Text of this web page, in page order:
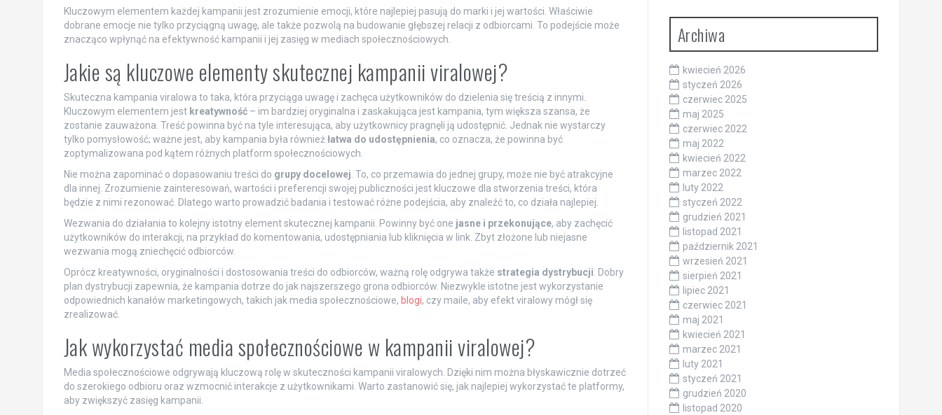
Kluczowym elementem każdej kampanii jest zrozumienie emocji, które najlepiej pasują do marki i jej wartości. Właściwie
dobrane emocje nie tylko przyciągną uwagę, ale także pozwolą na budowanie głębszej relacji z odbiorcami. To podejście może
znacząco wpłynąć na efektywność kampanii i jej zasięg w mediach społecznościowych.
Jakie są kluczowe elementy skutecznej kampanii viralowej?
Skuteczna kampania viralowa to taka, która przyciąga uwagę i zachęca użytkowników do dzielenia się treścią z innymi.
Kluczowym elementem jest kreatywność– im bardziej oryginalna i zaskakująca jest kampania, tym większa szansa, że
zostanie zauważona. Treść powinna być na tyle interesująca, aby użytkownicy pragnęli ją udostępnić. Jednak nie wystarczy
tylko pomysłowość; ważne jest, aby kampania była również łatwa do udostępnienia, co oznacza, że powinna być
zoptymalizowana pod kątem różnych platform społecznościowych.
Nie można zapominać o dopasowaniu treści do grupy docelowej . To, co przemawia do jednej grupy, może nie być atrakcyjne
dla innej. Zrozumienie zainteresowań, wartości i preferencji swojej publiczności jest kluczowe dla stworzenia treści, która
będzie z nimi rezonować. Dlatego warto prowadzić badania i testować różne podejścia, aby znaleźć to, co działa najlepiej.
Wezwania do działania to kolejny istotny element skutecznej kampanii. Powinny być one jasne i przekonujące, aby zachęcić
użytkowników do interakcji, na przykład do komentowania, udostępniania lub kliknięcia w link. Zbyt złożone lub niejasne
wezwania mogą zniechęcić odbiorców.
Oprócz kreatywności, oryginalności i dostosowania treści do odbiorców, ważną rolę odgrywa także strategia dystrybucji . Dobry
plan dystrybucji zapewnia, że kampania dotrze do jak najszerszego grona odbiorców. Niezwykle istotne jest wykorzystanie
odpowiednich kanałów marketingowych, takich jak media społecznościowe, blogi, czy maile, aby efekt viralowy mógł się
zrealizować.
Jak wykorzystać media społecznościowe w kampanii viralowej?
Media społecznościowe odgrywają kluczową rolę w skuteczności kampanii viralowych. Dzięki nim można błyskawicznie dotrzeć
do szerokiego odbioru oraz wzmocnić interakcje z użytkownikami. Warto zastanowić się, jak najlepiej wykorzystać te platformy,
aby zwiększyć zasięg kampanii.
Archiwa
kwiecień 2026
styczeń 2026
czerwiec 2025
maj 2025
czerwiec 2022
maj 2022
kwiecień 2022
marzec 2022
luty 2022
styczeń 2022
grudzień 2021
listopad 2021
październik 2021
wrzesień 2021
sierpień 2021
lipiec 2021
czerwiec 2021
maj 2021
kwiecień 2021
marzec 2021
luty 2021
styczeń 2021
grudzień 2020
listopad 2020